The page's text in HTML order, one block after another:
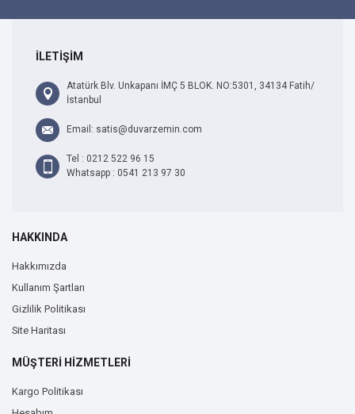
İLETİŞİM
Atatürk Blv. Unkapanı İMÇ 5 BLOK. NO:5301, 34134 Fatih/
İstanbul
Email: satis@duvarzemin.com
Tel : 0212 522 96 15
Whatsapp : 0541 213 97 30
HAKKINDA
Hakkımızda
Kullanım Şartları
Gizlilik Politikası
Site Haritası
MÜŞTERİ HİZMETLERİ
Kargo Politikası